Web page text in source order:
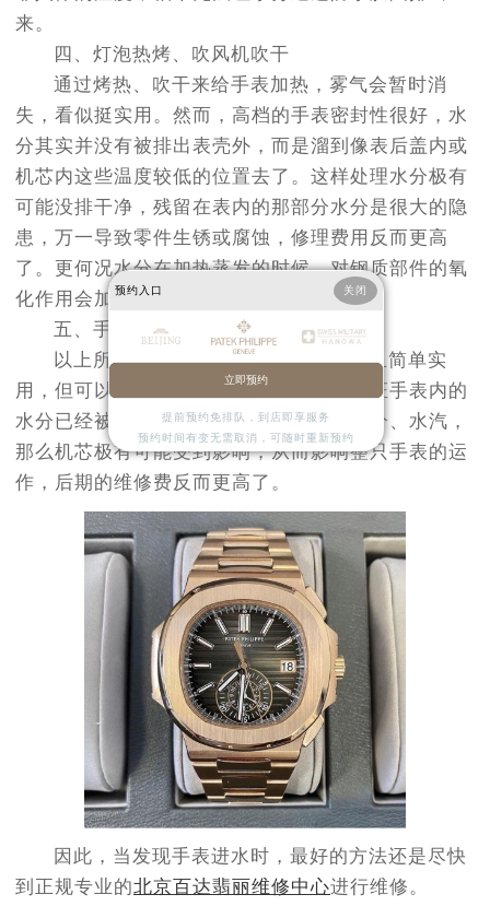
来。
四、灯泡热烤、吹风机吹干
通过烤热、吹干来给手表加热，雾气会暂时消
失，看似挺实用。然而，高档的手表密封性很好，水
分其实并没有被排出表壳外，而是溜到像表后盖内或
机芯内这些温度较低的位置去了。这样处理水分极有
可能没排干净，残留在表内的那部分水分是很大的隐
患，万一导致零件生锈或腐蚀，修理费用反而更高
了。更何况水分在加热蒸发的时候，对钢质部件的氧
化作用会加速。
五、手表进水的正确做法
以上所聊到的小方法，乍看都挺合理且简单实
用，但可以明确的说，这些方法都不能保证手表内的
水分已经被排除干净。若是手表残留了水分、水汽，
那么机芯极有可能受到影响，从而影响整只手表的运
作，后期的维修费反而更高了。
因此，当发现手表进水时，最好的方法还是尽快
到正规专业的北京百达翡丽维修中心进行维修。
预约入口 关闭
立即预约
提前预约免排队，到店即享服务
预约时间有变无需取消，可随时重新预约